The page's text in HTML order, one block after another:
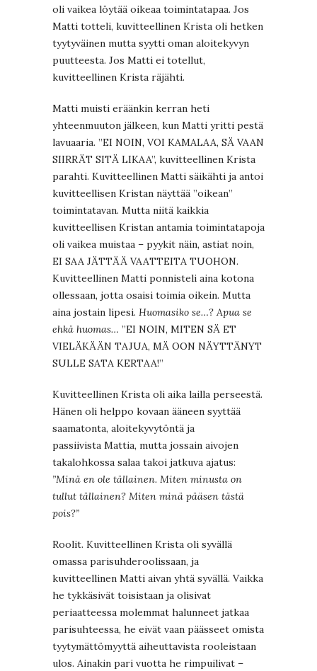
oli vaikea löytää oikeaa toimintatapaa. Jos
Matti totteli, kuvitteellinen Krista oli hetken
tyytyväinen mutta syytti oman aloitekyvyn
puutteesta. Jos Matti ei totellut,
kuvitteellinen Krista räjähti.
Matti muisti eräänkin kerran heti
yhteenmuuton jälkeen, kun Matti yritti pestä
lavuaaria. ”EI NOIN, VOI KAMALAA, SÄ VAAN
SIIRRÄT SITÄ LIKAA”, kuvitteellinen Krista
parahti. Kuvitteellinen Matti säikähti ja antoi
kuvitteellisen Kristan näyttää ”oikean”
toimintatavan. Mutta niitä kaikkia
kuvitteellisen Kristan antamia toimintatapoja
oli vaikea muistaa – pyykit näin, astiat noin,
EI SAA JÄTTÄÄ VAATTEITA TUOHON.
Kuvitteellinen Matti ponnisteli aina kotona
ollessaan, jotta osaisi toimia oikein. Mutta
aina jostain lipesi. Huomasiko se…? Apua se
ehkä huomas… ”EI NOIN, MITEN SÄ ET
VIELÄKÄÄN TAJUA, MÄ OON NÄYTTÄNYT
SULLE SATA KERTAA!”
Kuvitteellinen Krista oli aika lailla perseestä.
Hänen oli helppo kovaan ääneen syyttää
saamatonta, aloitekyvytöntä ja
passiivista Mattia, mutta jossain aivojen
takalohkossa salaa takoi jatkuva ajatus:
”Minä en ole tällainen. Miten minusta on
tullut tällainen? Miten minä pääsen tästä
pois?”
Roolit. Kuvitteellinen Krista oli syvällä
omassa parisuhderoolissaan, ja
kuvitteellinen Matti aivan yhtä syvällä. Vaikka
he tykkäsivät toisistaan ja olisivat
periaatteessa molemmat halunneet jatkaa
parisuhteessa, he eivät vaan päässeet omista
tyytymättömyyttä aiheuttavista rooleistaan
ulos. Ainakin pari vuotta he rimpuilivat –